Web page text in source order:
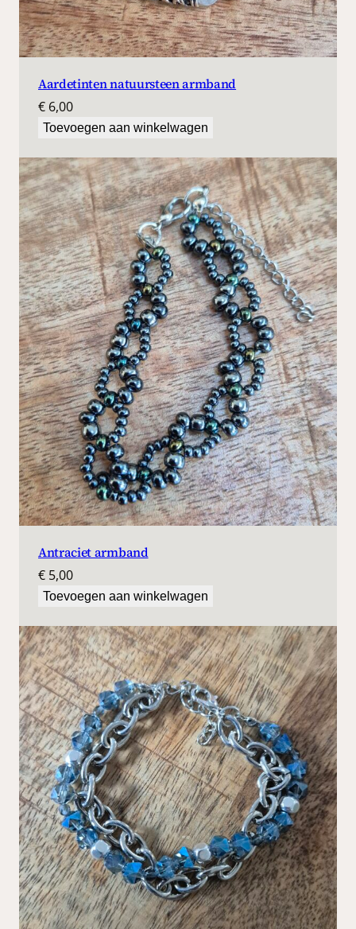
Aardetinten natuursteen armband
€ 6,00
Toevoegen aan winkelwagen
Antraciet armband
€ 5,00
Toevoegen aan winkelwagen